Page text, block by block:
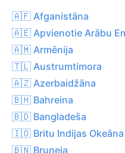
🇦🇫 Afganistāna
🇦🇪 Apvienotie Arābu
🇦🇲 Armēnija
🇹🇱 Austrumtimora
🇦🇿 Azerbaidžāna
🇧🇭 Bahreina
🇧🇩 Bangladeša
🇮🇴 Britu Indijas Okeāna
🇧🇳 Bruneja